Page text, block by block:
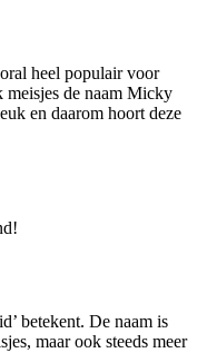
heel populair voor
de naam Micky
en daarom hoort deze
betekent. De naam is
maar ook steeds meer